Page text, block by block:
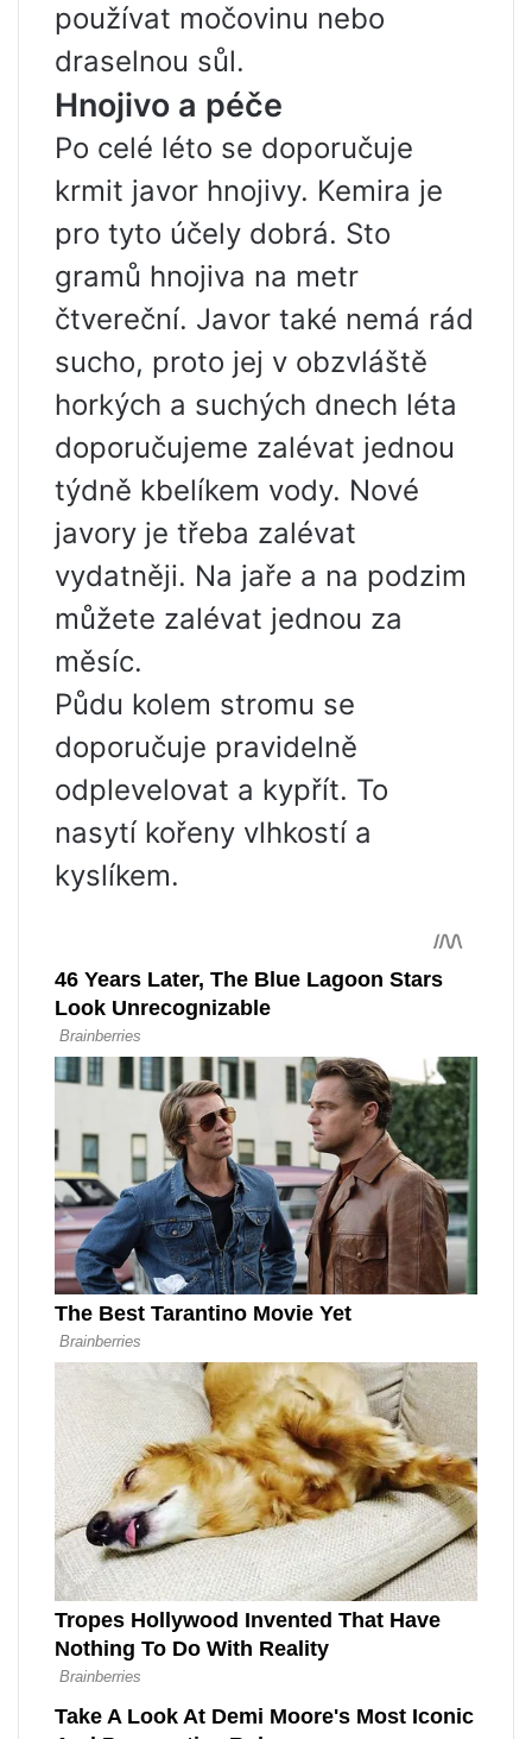
používat močovinu nebo
draselnou sůl.
Hnojivo a péče
Po celé léto se doporučuje
krmit javor hnojivy. Kemira je
pro tyto účely dobrá. Sto
gramů hnojiva na metr
čtvereční. Javor také nemá rád
sucho, proto jej v obzvláště
horkých a suchých dnech léta
doporučujeme zalévat jednou
týdně kbelíkem vody. Nové
javory je třeba zalévat
vydatněji. Na jaře a na podzim
můžete zalévat jednou za
měsíc.
Půdu kolem stromu se
doporučuje pravidelně
odplevelovat a kypřít. To
nasytí kořeny vlhkostí a
kyslíkem.